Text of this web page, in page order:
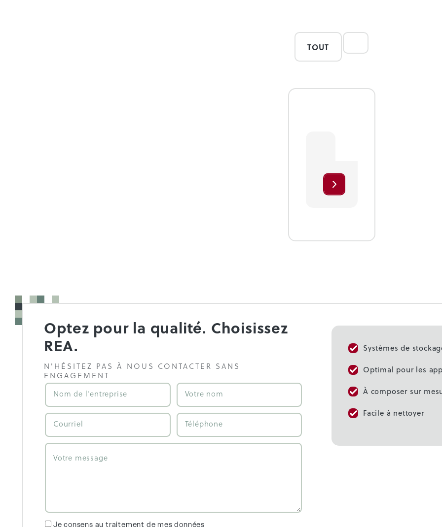
TOUT
Optez pour la qualité. Choisissez
REA.
N'HÉSITEZ PAS À NOUS CONTACTER SANS
ENGAGEMENT
Je consens au traitement de mes données
Systèmes de
Optimal pour les
À composer sur
Facile à nettoyer